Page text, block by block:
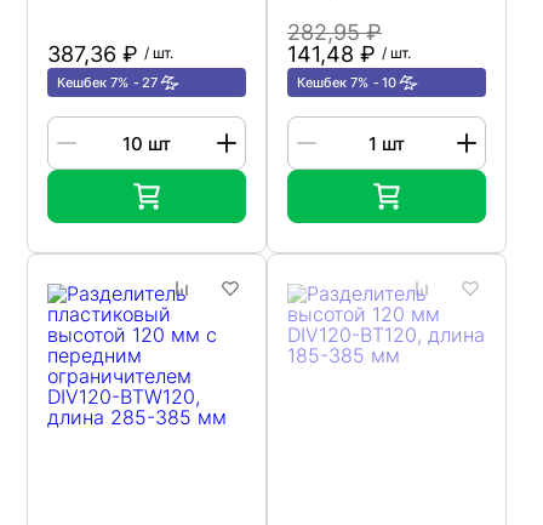
387,36 ₽ / шт.
Кешбек 7% 27
282,95 ₽
141,48 ₽ / шт.
Кешбек 7% 10